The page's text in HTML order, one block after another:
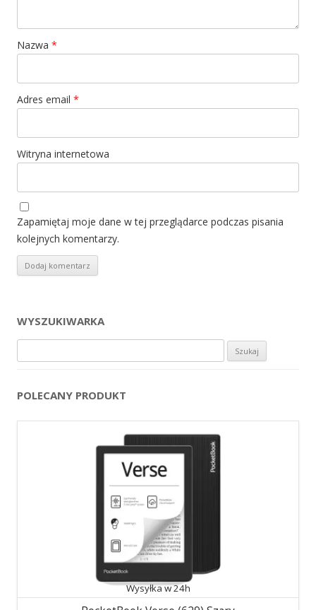
Nazwa *
Adres email *
Witryna internetowa
Zapamiętaj moje dane w tej przeglądarce podczas pisania
kolejnych komentarzy.
WYSZUKIWARKA
POLECANY PRODUKT
Wysyłka w 24h